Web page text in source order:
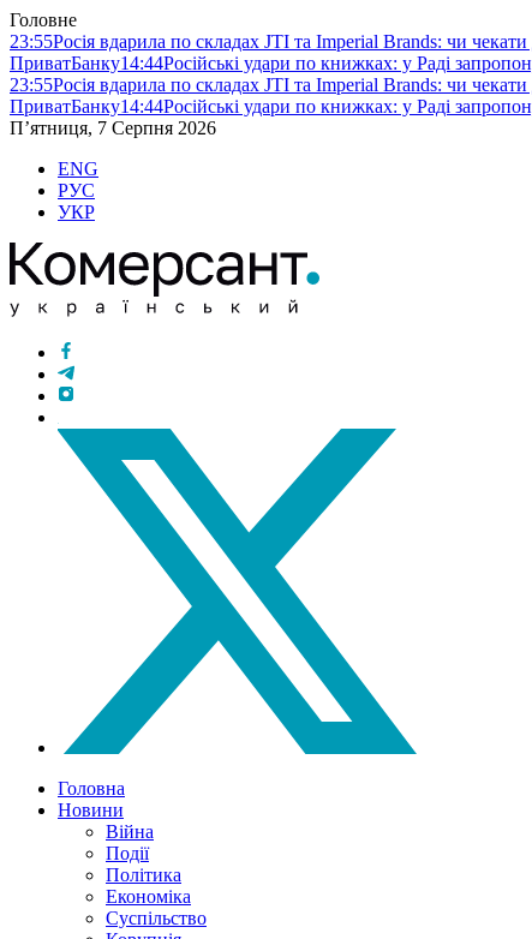
Головне
23:55Росія вдарила по складах JTI та Imperial Brands: чи чекати
ПриватБанку14:44Російські удари по книжках: у Раді
23:55Росія вдарила по складах JTI та Imperial Brands: чи чекати
ПриватБанку14:44Російські удари по книжках: у Раді
П’ятниця, 7 Серпня 2026
ENG
РУС
УКР
Головна
Новини
Війна
Події
Політика
Економіка
Суспільство